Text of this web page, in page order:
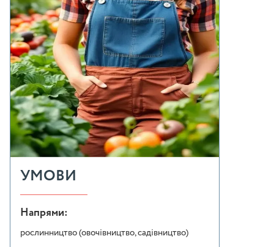
УМОВИ
Напрями:
рослинництво (овочівництво, садівництво)